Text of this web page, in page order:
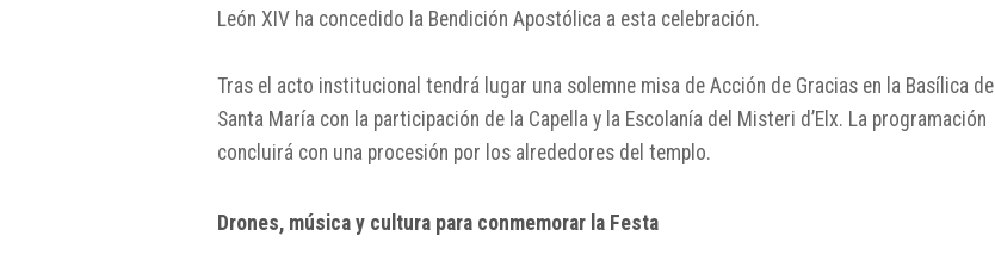
León XIV ha concedido la Bendición Apostólica a esta celebración.
Tras el acto institucional tendrá lugar una solemne misa de Acción de Gracias en la Basílica de
Santa María con la participación de la Capella y la Escolanía del Misteri d’Elx. La programación
concluirá con una procesión por los alrededores del templo.
Drones, música y cultura para conmemorar la Festa